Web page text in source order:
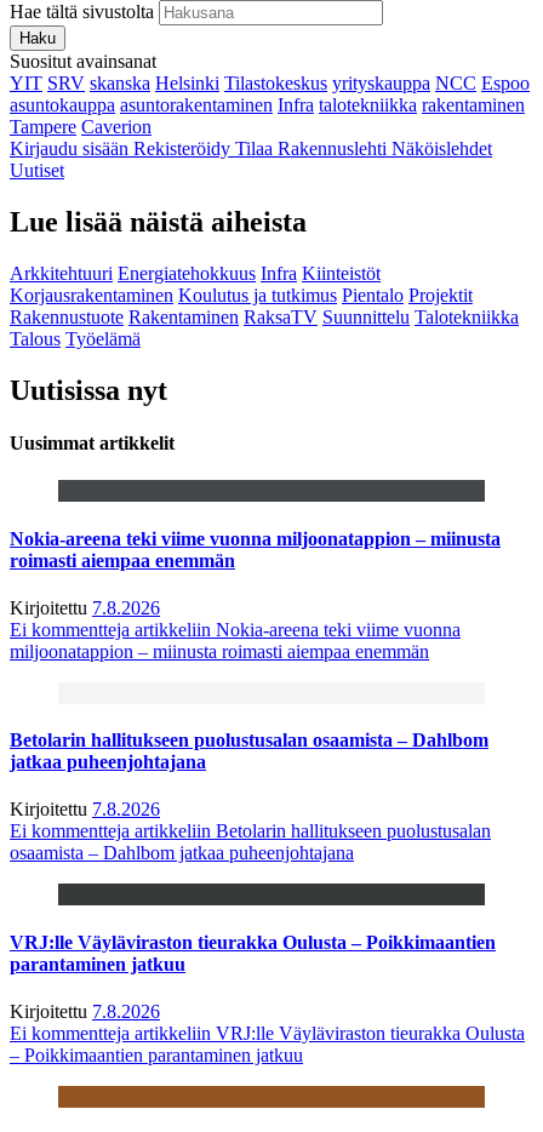
Hae tältä sivustolta
Haku
Suositut avainsanat
YIT SRV skanska Helsinki Tilastokeskus yrityskauppa NCC Espoo
asuntokauppa asuntorakentaminen Infra talotekniikka rakentaminen
Tampere Caverion
Kirjaudu sisään Rekisteröidy Tilaa Rakennuslehti Näköislehdet
Uutiset
Lue lisää näistä aiheista
Arkkitehtuuri Energiatehokkuus Infra Kiinteistöt
Korjausrakentaminen Koulutus ja tutkimus Pientalo Projektit
Rakennustuote Rakentaminen RaksaTV Suunnittelu Talotekniikka
Talous Työelämä
Uutisissa nyt
Uusimmat artikkelit
Nokia-areena teki viime vuonna miljoonatappion – miinusta
roimasti aiempaa enemmän
Kirjoitettu 7.8.2026
Ei kommentteja artikkeliin Nokia-areena teki viime vuonna
miljoonatappion – miinusta roimasti aiempaa enemmän
Betolarin hallitukseen puolustusalan osaamista – Dahlbom
jatkaa puheenjohtajana
Kirjoitettu 7.8.2026
Ei kommentteja artikkeliin Betolarin hallitukseen puolustusalan
osaamista – Dahlbom jatkaa puheenjohtajana
VRJ:lle Väyläviraston tieurakka Oulusta – Poikkimaantien
parantaminen jatkuu
Kirjoitettu 7.8.2026
Ei kommentteja artikkeliin VRJ:lle Väyläviraston tieurakka Oulusta
– Poikkimaantien parantaminen jatkuu